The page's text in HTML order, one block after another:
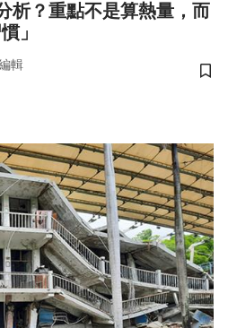
析？重點不是算熱量，而
」
輯
儲